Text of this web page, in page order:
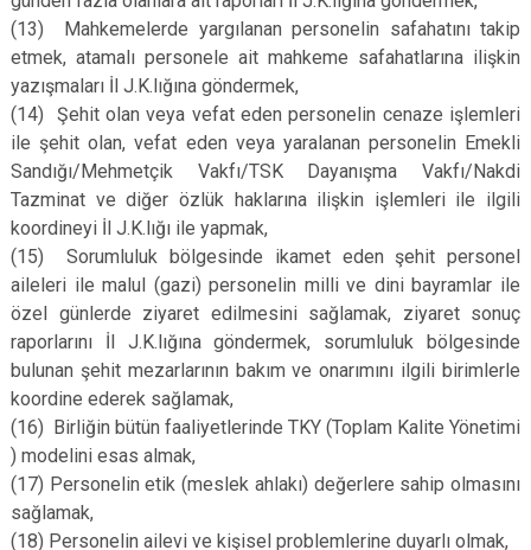
(13)
Mahkemelerde yargılanan personelin safahatını takip
etmek, atamalı personele ait mahkeme safahatlarına ilişkin
yazışmaları İl J.K.lığına göndermek,
(14)
Şehit olan veya vefat eden personelin cenaze işlemleri
ile şehit olan, vefat eden veya yaralanan personelin Emekli
Sandığı/Mehmetçik Vakfı/TSK Dayanışma Vakfı/Nakdi
Tazminat ve diğer özlük haklarına ilişkin işlemleri ile ilgili
koordineyi İl J.K.lığı ile yapmak,
(15)
Sorumluluk bölgesinde ikamet eden şehit personel
aileleri ile malul (gazi) personelin milli ve dini bayramlar ile
özel günlerde ziyaret edilmesini sağlamak, ziyaret sonuç
raporlarını İl J.K.lığına göndermek, sorumluluk bölgesinde
bulunan şehit mezarlarının bakım ve onarımını ilgili birimlerle
koordine ederek sağlamak,
(16) Birliğin bütün faaliyetlerinde TKY (Toplam Kalite Yönetimi
) modelini esas almak,
(17) Personelin etik (meslek ahlakı) değerlere sahip olmasını
sağlamak,
(18) Personelin ailevi ve kişisel problemlerine duyarlı olmak,